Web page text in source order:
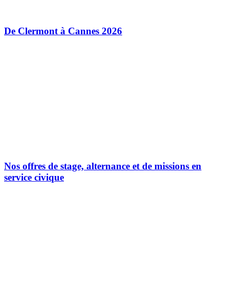
De Clermont à Cannes 2026
Nos offres de stage, alternance et de missions en
service civique